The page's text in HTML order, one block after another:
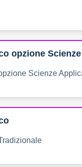
opzione
Scienze